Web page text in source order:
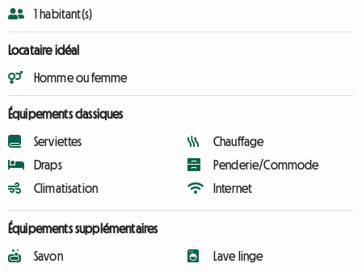
1 habitant(s)
Locataire idéal
Homme ou femme
Équipements classiques
Serviettes
Draps
Climatisation
Chauffage
Penderie/Commode
Internet
Équipements supplémentaires
Savon
Lave linge